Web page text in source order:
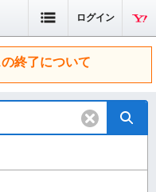
ログイン
終了について